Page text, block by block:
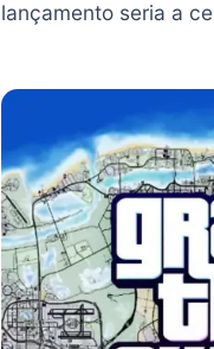
lançamento seria a